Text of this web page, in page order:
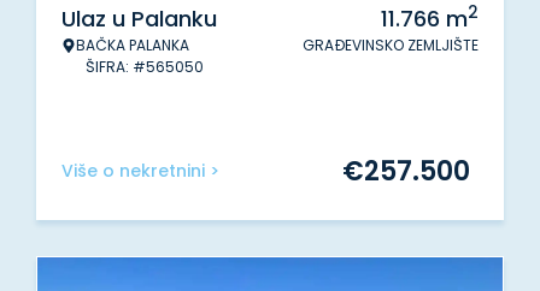
Ulaz u Palanku
BAČKA PALANKA
ŠIFRA: #565050
11.766 m2
GRAĐEVINSKO ZEMLJIŠTE
Više o nekretnini > €257.500